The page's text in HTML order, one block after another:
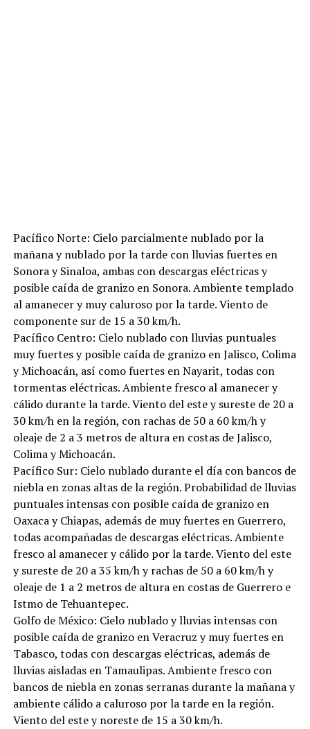
Pacífico Norte: Cielo parcialmente nublado por la
mañana y nublado por la tarde con lluvias fuertes en
Sonora y Sinaloa, ambas con descargas eléctricas y
posible caída de granizo en Sonora. Ambiente templado
al amanecer y muy caluroso por la tarde. Viento de
componente sur de 15 a 30 km/h.
Pacífico Centro: Cielo nublado con lluvias puntuales
muy fuertes y posible caída de granizo en Jalisco, Colima
y Michoacán, así como fuertes en Nayarit, todas con
tormentas eléctricas. Ambiente fresco al amanecer y
cálido durante la tarde. Viento del este y sureste de 20 a
30 km/h en la región, con rachas de 50 a 60 km/h y
oleaje de 2 a 3 metros de altura en costas de Jalisco,
Colima y Michoacán.
Pacífico Sur: Cielo nublado durante el día con bancos de
niebla en zonas altas de la región. Probabilidad de lluvias
puntuales intensas con posible caída de granizo en
Oaxaca y Chiapas, además de muy fuertes en Guerrero,
todas acompañadas de descargas eléctricas. Ambiente
fresco al amanecer y cálido por la tarde. Viento del este
y sureste de 20 a 35 km/h y rachas de 50 a 60 km/h y
oleaje de 1 a 2 metros de altura en costas de Guerrero e
Istmo de Tehuantepec.
Golfo de México: Cielo nublado y lluvias intensas con
posible caída de granizo en Veracruz y muy fuertes en
Tabasco, todas con descargas eléctricas, además de
lluvias aisladas en Tamaulipas. Ambiente fresco con
bancos de niebla en zonas serranas durante la mañana y
ambiente cálido a caluroso por la tarde en la región.
Viento del este y noreste de 15 a 30 km/h.